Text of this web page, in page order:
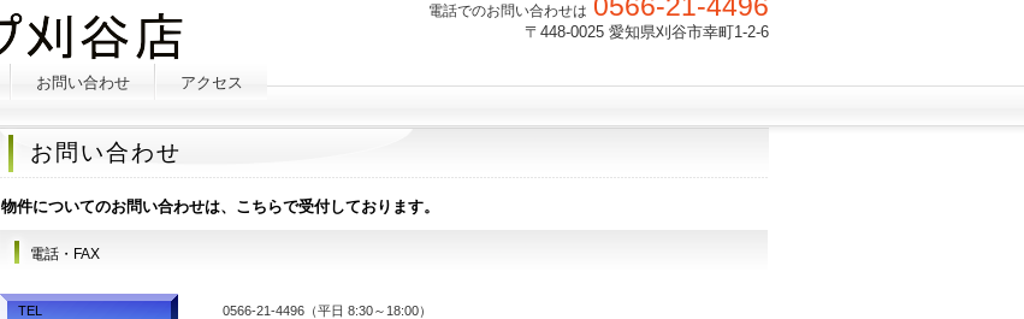
電話でのお問い合わせは
〒448-0025 愛知県刈谷市幸町1-2-6
お問い合わせ
物件についてのお問い合わせは、こちらで受付しております。
電話・FAX
TEL 0566-21-4496（平日 8:30～18:00）
お問い合わせ アクセス